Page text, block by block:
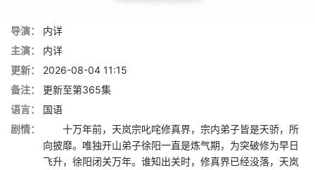
导演：
内详
主演：
内详
更新：
2026-08-04 11:15
备注：
更新至第365集
语言：
国语
剧情：
十万年前，天岚宗叱咤修真界，宗内弟子皆是天骄，所
向披靡。唯独开山弟子徐阳一直是炼气期，为突破修为早日
飞升，徐阳闭关万年。谁知出关时，修真界已经没落，天岚